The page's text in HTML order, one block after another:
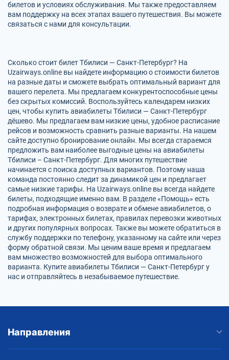
билетов и условиях обслуживания. Мы также предоставляем
вам поддержку на всех этапах вашего путешествия. Вы можете
связаться с нами для консультации.
Сколько стоит билет Тбилиси — Санкт-Петербург? На
Uzairways.online вы найдете информацию о стоимости билетов
на разные даты и сможете выбрать оптимальный вариант для
вашего перелета. Мы предлагаем конкурентоспособные цены
без скрытых комиссий. Воспользуйтесь календарем низких
цен, чтобы купить авиабилеты Тбилиси — Санкт-Петербург
дёшево. Мы предлагаем вам низкие цены, удобное расписание
рейсов и возможность сравнить разные варианты. На нашем
сайте доступно бронирование онлайн. Мы всегда стараемся
предложить вам наиболее выгодные цены на авиабилеты
Тбилиси – Санкт-Петербург. Для многих путешествие
начинается с поиска доступных вариантов. Поэтому наша
команда постоянно следит за динамикой цен и предлагает
самые низкие тарифы. На Uzairways.online вы всегда найдете
билеты, подходящие именно вам. В разделе «Помощь» есть
подробная информация о возврате и обмене авиабилетов, о
тарифах, электронных билетах, правилах перевозки животных
и других популярных вопросах. Также вы можете обратиться в
службу поддержки по телефону, указанному на сайте или через
форму обратной связи. Мы ценим ваше время и предлагаем
вам множество возможностей для выбора оптимального
варианта. Купите авиабилеты Тбилиси — Санкт-Петербург у
нас и отправляйтесь в незабываемое путешествие.
Направления